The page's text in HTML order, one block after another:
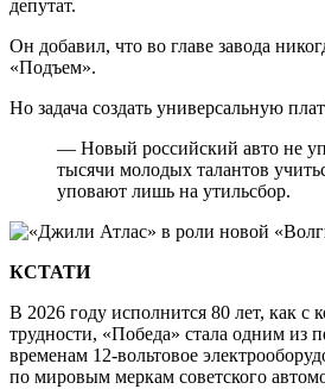
депутат.
Он добавил, что во главе завода
«Подъем».
Но задача создать универсальную
— Новый российский авто не
тысячи молодых талантов
уповают лишь на утильсбор.
КСТАТИ
В 2026 году исполнится 80 лет, как с
трудности, «Победа» стала одним
временам 12-вольтовое
по мировым меркам советского